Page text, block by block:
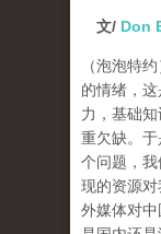
文/ Don
（泡泡特约
的情绪，
力，基础
重欠缺。于
个问题，
现的资源
外媒体对